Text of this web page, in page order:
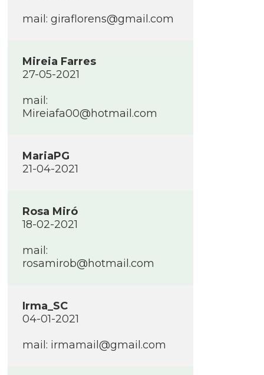
mail: giraflorens@gmail.com
Mireia Farres
27-05-2021
mail:
Mireiafa00@hotmail.com
MariaPG
21-04-2021
Rosa Miró
18-02-2021
mail:
rosamirob@hotmail.com
Irma_SC
04-01-2021
mail: irmamail@gmail.com